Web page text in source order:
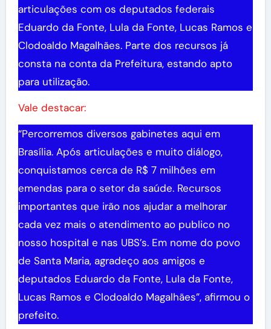
articulações com os deputados federais
Eduardo da Fonte, Lula da Fonte, Lucas Ramos e
Clodoaldo Magalhães. Parte dos recursos já
consta na conta da Prefeitura, estando apto
para utilização.
Vale destacar:
“Percorremos diversos gabinetes aqui em
Brasília. Após articulações e muito diálogo,
conquistamos cerca de R$ 7 milhões em
emendas para o setor da saúde. Recursos
importantes que irão nos ajudar a melhorar
cada vez mais o atendimento ao publico no
nosso hospital e nas UBS’s. Em nome do povo
de Santa Maria, agradeço aos amigos e
deputados Eduardo da Fonte, Lula da Fonte,
Lucas Ramos e Clodoaldo Magalhães”, afirmou o
prefeito.